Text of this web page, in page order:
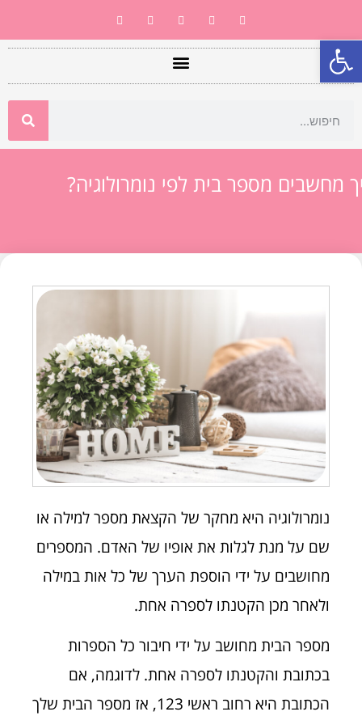
פתח סרגל נגישות
מחשבים מספר בית לפי נומרולוגיה?
נומרולוגיה היא מחקר של הקצאת מספר למילה או
שם על מנת לגלות את אופיו של האדם. המספרים
מחושבים על ידי הוספת הערך של כל אות במילה
ולאחר מכן הקטנתו לספרה אחת.
מספר הבית מחושב על ידי חיבור כל הספרות
בכתובת והקטנתו לספרה אחת. לדוגמה, אם
הכתובת היא רחוב ראשי 123, אז מספר הבית שלך